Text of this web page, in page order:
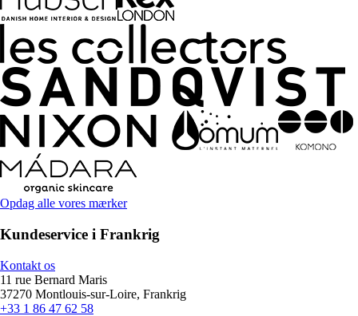
Opdag alle vores mærker
Kundeservice i Frankrig
Kontakt os
11 rue Bernard Maris
37270 Montlouis-sur-Loire, Frankrig
+33 1 86 47 62 58